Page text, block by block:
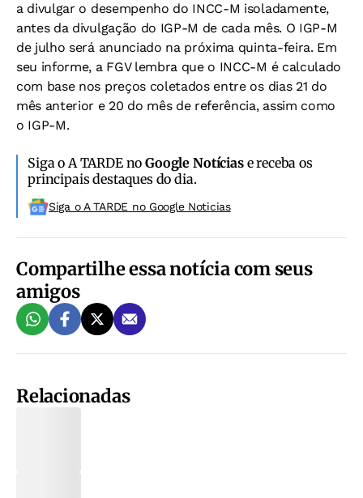
a divulgar o desempenho do INCC-M isoladamente,
antes da divulgação do IGP-M de cada mês. O IGP-M
de julho será anunciado na próxima quinta-feira. Em
seu informe, a FGV lembra que o INCC-M é calculado
com base nos preços coletados entre os dias 21 do
mês anterior e 20 do mês de referência, assim como
o IGP-M.
Siga o A TARDE noGoogle Notíciase receba os
principais destaques do dia.
Siga o A TARDE no Google Noticias
Compartilhe essa notícia com seus
amigos
Relacionadas